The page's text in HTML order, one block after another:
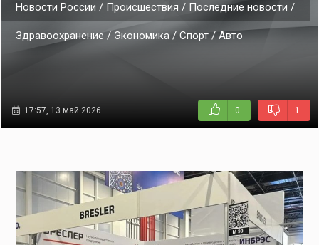
Новости России / Происшествия / Последние новости /
Здравоохранение / Экономика / Спорт / Авто
17:57, 13 май 2026 0 1